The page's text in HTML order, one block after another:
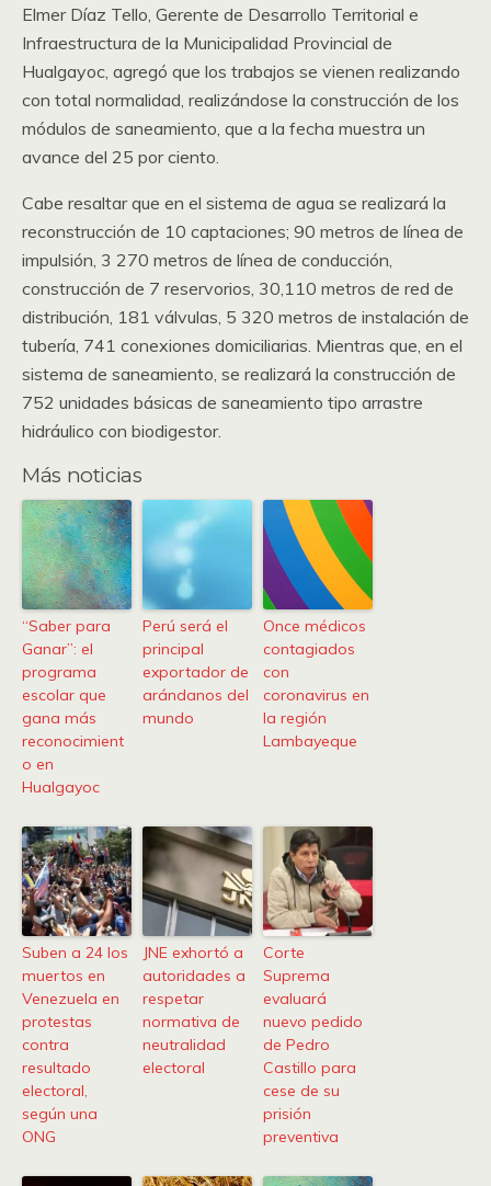
Elmer Díaz Tello, Gerente de Desarrollo Territorial e
Infraestructura de la Municipalidad Provincial de
Hualgayoc, agregó que los trabajos se vienen realizando
con total normalidad, realizándose la construcción de los
módulos de saneamiento, que a la fecha muestra un
avance del 25 por ciento.
Cabe resaltar que en el sistema de agua se realizará la
reconstrucción de 10 captaciones; 90 metros de línea de
impulsión, 3 270 metros de línea de conducción,
construcción de 7 reservorios, 30,110 metros de red de
distribución, 181 válvulas, 5 320 metros de instalación de
tubería, 741 conexiones domiciliarias. Mientras que, en el
sistema de saneamiento, se realizará la construcción de
752 unidades básicas de saneamiento tipo arrastre
hidráulico con biodigestor.
Más noticias
“Saber para
Ganar”: el
programa
escolar que
gana más
reconocimient
o en
Hualgayoc
Perú será el
principal
exportador de
arándanos del
mundo
Once médicos
contagiados
con
coronavirus en
la región
Lambayeque
Suben a 24 los
muertos en
Venezuela en
protestas
contra
resultado
electoral,
según una
ONG
JNE exhortó a
autoridades a
respetar
normativa de
neutralidad
electoral
Corte
Suprema
evaluará
nuevo pedido
de Pedro
Castillo para
cese de su
prisión
preventiva